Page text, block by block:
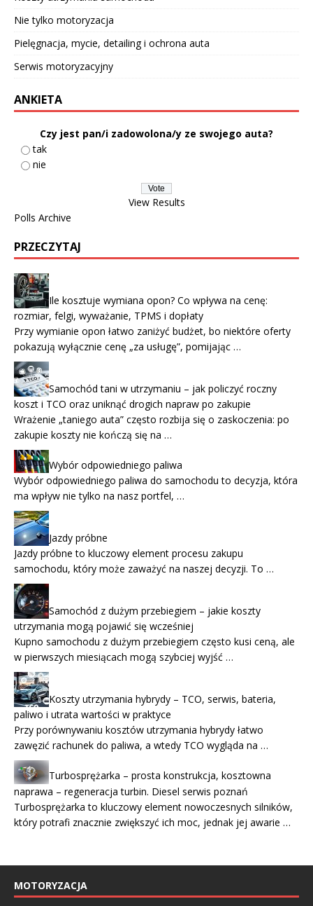
Nie tylko motoryzacja
Pielęgnacja, mycie, detailing i ochrona auta
Serwis motoryzacyjny
ANKIETA
Czy jest pan/i zadowolona/y ze swojego auta?
tak
nie
View Results
Polls Archive
PRZECZYTAJ
Ile kosztuje wymiana opon? Co wpływa na cenę:
rozmiar, felgi, wyważanie, TPMS i dopłaty
Przy wymianie opon łatwo zaniżyć budżet, bo niektóre oferty
pokazują wyłącznie cenę „za usługę”, pomijając …
Samochód tani w utrzymaniu – jak policzyć roczny
koszt i TCO oraz uniknąć drogich napraw po zakupie
Wrażenie „taniego auta” często rozbija się o zaskoczenia: po
zakupie koszty nie kończą się na …
Wybór odpowiedniego paliwa
Wybór odpowiedniego paliwa do samochodu to decyzja, która
ma wpływ nie tylko na nasz portfel, …
Jazdy próbne
Jazdy próbne to kluczowy element procesu zakupu
samochodu, który może zaważyć na naszej decyzji. To …
Samochód z dużym przebiegiem – jakie koszty
utrzymania mogą pojawić się wcześniej
Kupno samochodu z dużym przebiegiem często kusi ceną, ale
w pierwszych miesiącach mogą szybciej wyjść …
Koszty utrzymania hybrydy – TCO, serwis, bateria,
paliwo i utrata wartości w praktyce
Przy porównywaniu kosztów utrzymania hybrydy łatwo
zawęzić rachunek do paliwa, a wtedy TCO wygląda na …
Turbosprężarka – prosta konstrukcja, kosztowna
naprawa – regeneracja turbin. Diesel serwis poznań
Turbosprężarka to kluczowy element nowoczesnych silników,
który potrafi znacznie zwiększyć ich moc, jednak jej awarie …
MOTORYZACJA